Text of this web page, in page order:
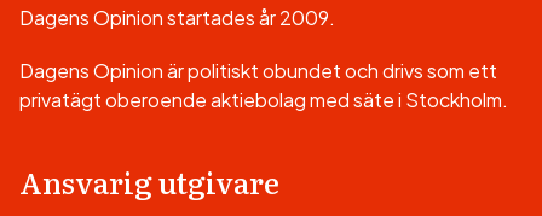
Dagens Opinion startades år 2009.
Dagens Opinion är politiskt obundet och drivs som ett
privatägt oberoende aktiebolag med säte i Stockholm.
Ansvarig utgivare